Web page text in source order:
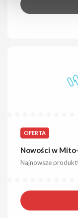
OFERTA
Nowości w
Najnowsze